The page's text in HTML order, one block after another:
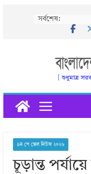
সর্বশেষ:
৯ম পে স্কেল নিউজ ২০২৬
চূড়ান্ত